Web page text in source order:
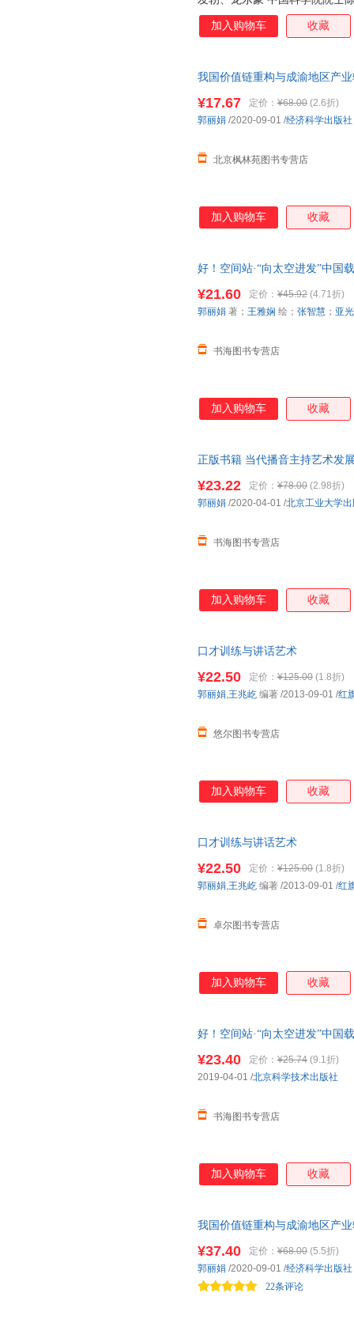
三大载人航天场景 揭秘航天员
站太空生活。 关键的航天知识
再尊重科学的基础上做艺术的
加入购物车 收藏
我国价值链重构与成渝地区产
物为准。（书名没写全多少册
¥17.67 定价： ¥68.00 (2.6折)
北京枫林苑图书专营店
郭丽娟 /2020-09-01 /经济科学出版社
加入购物车 收藏
好！空间站·“向太空进发”中国
¥21.60 定价： ¥45.92 (4.71折)
书海图书专营店
郭丽娟 著； 王雅娴 绘； 张智慧 ； 亚光
加入购物车 收藏
正版书籍 当代播音主持艺术发
¥23.22 定价： ¥78.00 (2.98折)
书海图书专营店
郭丽娟 /2020-04-01 /北京工业大学
加入购物车 收藏
口才训练与讲话艺术
¥22.50 定价： ¥125.00 (1.8折)
悠尔图书专营店
郭丽娟,王兆屹 编著 /2013-09-01 /红
加入购物车 收藏
口才训练与讲话艺术
¥22.50 定价： ¥125.00 (1.8折)
卓尔图书专营店
郭丽娟,王兆屹 编著 /2013-09-01 /红
加入购物车 收藏
好！空间站·“向太空进发”中国
¥23.40 定价： ¥25.74 (9.1折)
书海图书专营店
2019-04-01 /北京科学技术出版社
加入购物车 收藏
我国价值链重构与成渝地区产
¥37.40 定价： ¥68.00 (5.5折)
22条评论
郭丽娟 /2020-09-01 /经济科学出版社